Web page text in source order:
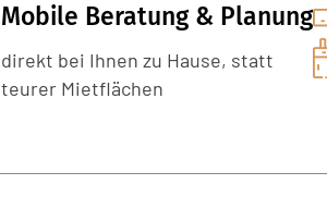
Mobile Beratung & Planung
direkt bei Ihnen zu Hause, statt
teurer Mietflächen